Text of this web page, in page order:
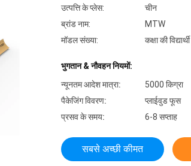
उत्पत्ति के प्लेस:
चीन
ब्रांड नाम:
MTW
मॉडल संख्या:
कक्षा की विद्यार्थी
भुगतान & नौवहन नियमों:
न्यूनतम आदेश मात्रा:
5000 किग्रा
पैकेजिंग विवरण:
प्लाईवुड फूस
प्रसव के समय:
6-8 सप्ताह
सबसे अच्छी कीमत